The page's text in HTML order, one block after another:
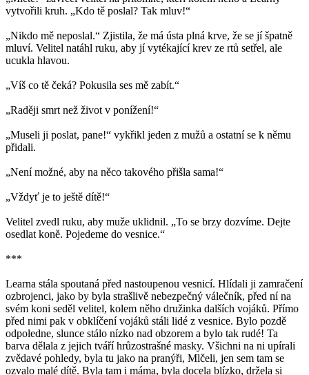
vytvořili kruh. „Kdo tě poslal? Tak mluv!“
„Nikdo mě neposlal.“ Zjistila, že má ústa plná krve, že se jí špatně
mluví. Velitel natáhl ruku, aby jí vytékající krev ze rtů setřel, ale
ucukla hlavou.
„Víš co tě čeká? Pokusila ses mě zabít.“
„Raději smrt než život v ponížení!“
„Museli ji poslat, pane!“ vykřikl jeden z mužů a ostatní se k němu
přidali.
„Není možné, aby na něco takového přišla sama!“
„Vždyť je to ještě dítě!“
Velitel zvedl ruku, aby muže uklidnil. „To se brzy dozvíme. Dejte
osedlat koně. Pojedeme do vesnice.“
***
Learna stála spoutaná před nastoupenou vesnicí. Hlídali ji zamračení
ozbrojenci, jako by byla strašlivě nebezpečný válečník, před ní na
svém koni seděl velitel, kolem něho družinka dalších vojáků. Přímo
před nimi pak v obklíčení vojáků stáli lidé z vesnice. Bylo pozdě
odpoledne, slunce stálo nízko nad obzorem a bylo tak rudé! Ta
barva dělala z jejich tváří hrůzostrašné masky. Všichni na ni upírali
zvědavé pohledy, byla tu jako na pranýři, Mlčeli, jen sem tam se
ozvalo malé dítě. Byla tam i máma, byla docela blízko, držela si